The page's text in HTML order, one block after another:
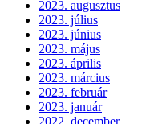
2023. augusztus
2023. július
2023. június
2023. május
2023. április
2023. március
2023. február
2023. január
2022. december